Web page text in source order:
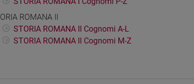
ROMANA II
STORIA ROMANA II Cognomi A-L
STORIA ROMANA II Cognomi M-Z